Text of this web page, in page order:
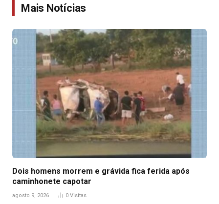
Mais Notícias
Dois homens morrem e grávida fica ferida após
caminhonete capotar
agosto 9, 2026 0 Visitas